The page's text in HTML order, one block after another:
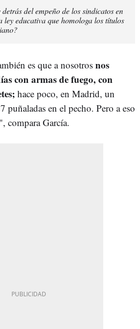
detrás del empeño de los sindicatos en
ley educativa que homologa los títulos
es que a nosotros nos
con armas de fuego, con
hace poco, en Madrid, un
puñaladas en el pecho. Pero a eso
compara García.